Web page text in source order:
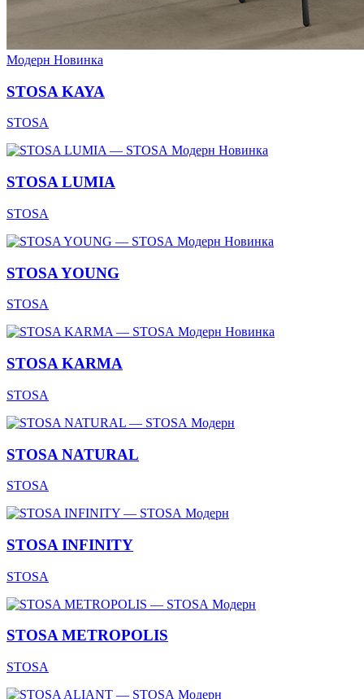
Модерн Новинка
STOSA KAYA
STOSA
Модерн Новинка
STOSA LUMIA
STOSA
Модерн Новинка
STOSA YOUNG
STOSA
Модерн Новинка
STOSA KARMA
STOSA
Модерн
STOSA NATURAL
STOSA
Модерн
STOSA INFINITY
STOSA
Модерн
STOSA METROPOLIS
STOSA
Модерн